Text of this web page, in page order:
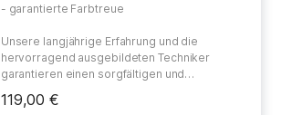
- garantierte Farbtreue
Unsere langjährige Erfahrung und die
hervorragend ausgebildeten Techniker
garantieren einen sorgfältigen und
Ihres defekten Gerätes.
119,00 €